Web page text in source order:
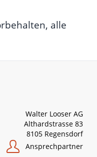
alle
Walter Looser AG
Althardstrasse 83
8105 Regensdorf
Ansprechpartner